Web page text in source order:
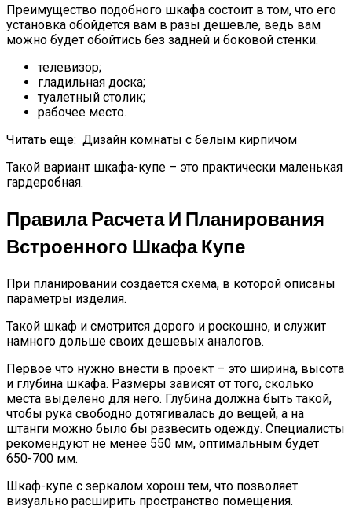
Преимущество подобного шкафа состоит в том, что его
установка обойдется вам в разы дешевле, ведь вам
можно будет обойтись без задней и боковой стенки.
телевизор;
гладильная доска;
туалетный столик;
рабочее место.
Читать еще: Дизайн комнаты с белым кирпичом
Такой вариант шкафа-купе – это практически маленькая
гардеробная.
Правила Расчета И Планирования
Встроенного Шкафа Купе
При планировании создается схема, в которой описаны
параметры изделия.
Такой шкаф и смотрится дорого и роскошно, и служит
намного дольше своих дешевых аналогов.
Первое что нужно внести в проект – это ширина, высота
и глубина шкафа. Размеры зависят от того, сколько
места выделено для него. Глубина должна быть такой,
чтобы рука свободно дотягивалась до вещей, а на
штанги можно было бы развесить одежду. Специалисты
рекомендуют не менее 550 мм, оптимальным будет
650-700 мм.
Шкаф-купе с зеркалом хорош тем, что позволяет
визуально расширить пространство помещения.